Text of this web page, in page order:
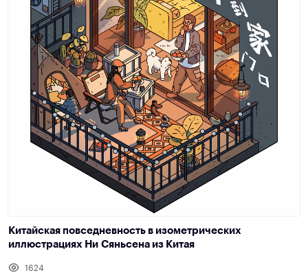
Китайская повседневность в изометрических
иллюстрациях Ни Сяньсена из Китая
1624